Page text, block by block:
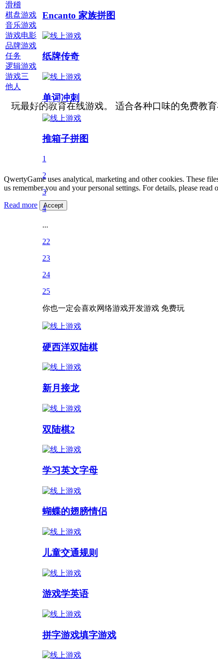
玩最好的教育在线游戏。 适合各种口味的免费教
滑稽
棋盘游戏
音乐游戏
游戏电影
品牌游戏
任务
逻辑游戏
游戏三
他人
多人游戏 :
Encanto 家族拼图
纸牌传奇
单词冲刺
推箱子拼图
1
2
3
4
...
22
23
24
25
你也一定会喜欢网络游戏开发游戏 免费玩
硬西洋双陆棋
新月接龙
双陆棋2
学习英文字母
蝴蝶的翅膀情侣
儿童交通规则
游戏学英语
拼字游戏填字游戏
QwertyGame uses analytical, marketing and other cookies. These
us remember you and your personal settings. For details, please read
Read more Accept